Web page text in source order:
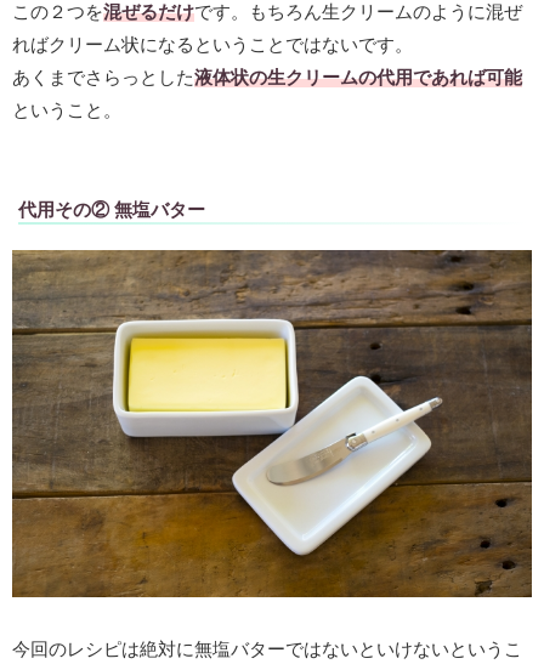
この２つを混ぜるだけです。もちろん生クリームのように混ぜ
ればクリーム状になるということではないです。
あくまでさらっとした液体状の生クリームの代用であれば可能
ということ。
代用その② 無塩バター
今回のレシピは絶対に無塩バターではないといけないというこ